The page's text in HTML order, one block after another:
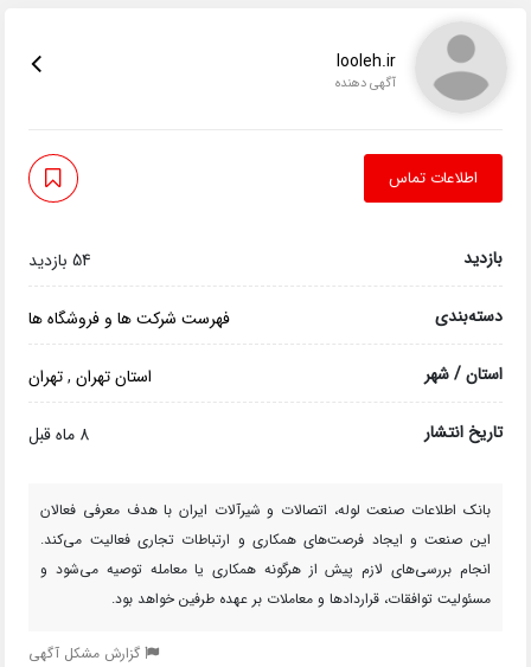
looleh.ir
آگهی دهنده
اطلاعات تماس
بازدید 54 بازدید
دسته‌بندی فهرست شرکت ها و فروشگاه ها
استان / شهر استان تهران,تهران
تاریخ انتشار 8 ماه قبل
بانک اطلاعات صنعت لوله، اتصالات و شیرآلات ایران با هدف معرفی فعالان
این صنعت و ایجاد فرصت‌های همکاری و ارتباطات تجاری فعالیت می‌کند.
انجام بررسی‌های لازم پیش از هرگونه همکاری یا معامله توصیه می‌شود و
مسئولیت توافقات، قراردادها و معاملات بر عهده طرفین خواهد بود.
گزارش مشکل آگهی